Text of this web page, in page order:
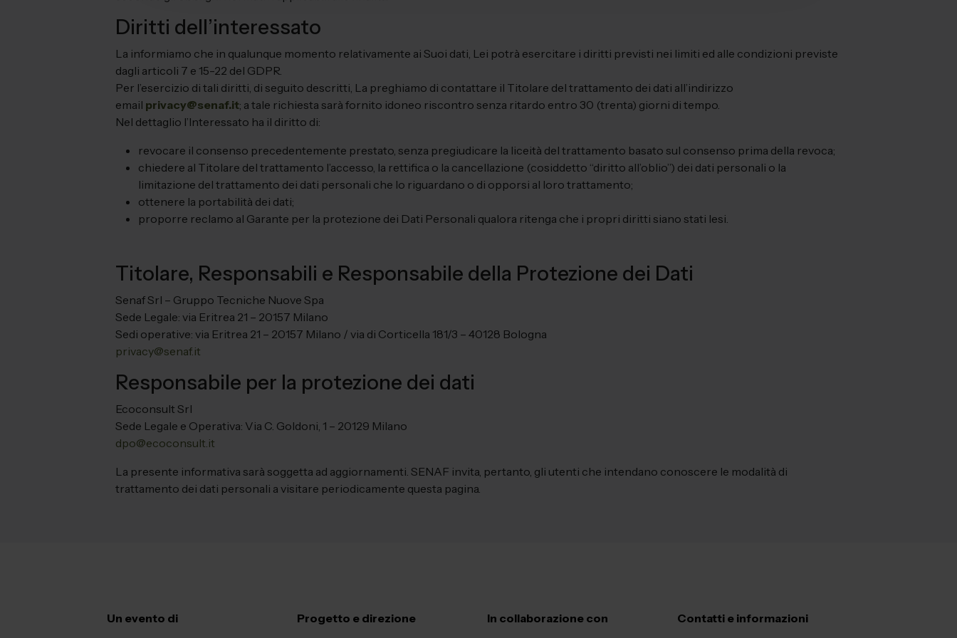
Diritti dell’interessato
La informiamo che in qualunque momento relativamente ai Suoi dati, Lei potrà esercitare i diritti previsti nei limiti ed alle condizioni previste
dagli articoli 7 e 15-22 del GDPR.
Per l’esercizio di tali diritti, di seguito descritti, La preghiamo di contattare il Titolare del trattamento dei dati all’indirizzo
email privacy@senaf.it; a tale richiesta sarà fornito idoneo riscontro senza ritardo entro 30 (trenta) giorni di tempo.
Nel dettaglio l’Interessato ha il diritto di:
revocare il consenso precedentemente prestato, senza pregiudicare la liceità del trattamento basato sul consenso prima della revoca;
chiedere al Titolare del trattamento l’accesso, la rettifica o la cancellazione (cosiddetto “diritto all’oblio”) dei dati personali o la
limitazione del trattamento dei dati personali che lo riguardano o di opporsi al loro trattamento;
ottenere la portabilità dei dati;
proporre reclamo al Garante per la protezione dei Dati Personali qualora ritenga che i propri diritti siano stati lesi.
Titolare, Responsabili e Responsabile della Protezione dei Dati
Senaf Srl – Gruppo Tecniche Nuove Spa
Sede Legale: via Eritrea 21 – 20157 Milano
Sedi operative: via Eritrea 21 – 20157 Milano / via di Corticella 181/3 – 40128 Bologna
privacy@senaf.it
Responsabile per la protezione dei dati
Ecoconsult Srl
Sede Legale e Operativa: Via C. Goldoni, 1 – 20129 Milano
dpo@ecoconsult.it
La presente informativa sarà soggetta ad aggiornamenti. SENAF invita, pertanto, gli utenti che intendano conoscere le modalità di
trattamento dei dati personali a visitare periodicamente questa pagina.
Un evento di Progetto e direzione In collaborazione con Contatti e informazioni